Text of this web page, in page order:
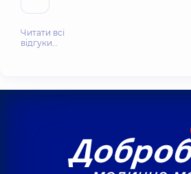
Читати всі
відгуки…